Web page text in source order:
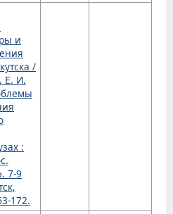
и
/
Е. И.
:
7-9
172.